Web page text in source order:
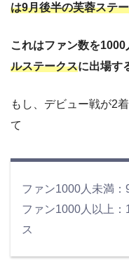
は9月後半の芙蓉ステ
これはファン数を1000
ルステークスに出場す
もし、デビュー戦が2
て
ファン1000人未満
ファン1000人以上
ス